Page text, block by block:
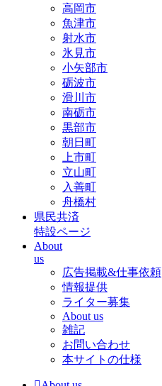
高岡市
魚津市
射水市
氷見市
小矢部市
砺波市
滑川市
南砺市
黒部市
朝日町
上市町
立山町
入善町
舟橋村
県民共済
特設ページ
About
us
広告掲載&仕事依頼
情報提供
ライター募集
About us
雑記
お問い合わせ
本サイトの仕様